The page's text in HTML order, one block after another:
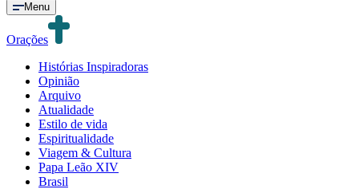
Menu
Orações
Histórias Inspiradoras
Opinião
Arquivo
Atualidade
Estilo de vida
Espiritualidade
Viagem & Cultura
Papa Leão XIV
Brasil